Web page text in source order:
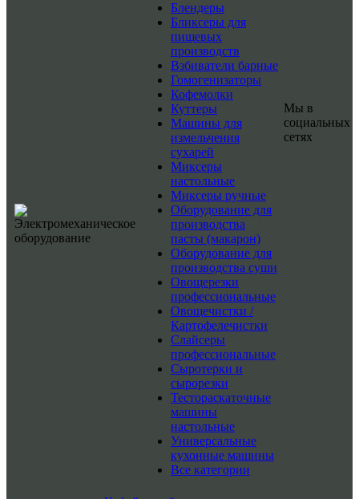
Блендеры
Бликсеры для
пищевых
производств
Взбиватели барные
Гомогенизаторы
Кофемолки
Куттеры
Машины для
измельчения
сухарей
Миксеры
настольные
Миксеры ручные
Оборудование для
производства
пасты (макарон)
Оборудование для
производства суши
Овощерезки
профессиональные
Овощечистки /
Картофелечистки
Слайсеры
профессиональные
Сыротерки и
сырорезки
Тестораскаточные
машины
настольные
Универсальные
кухонные машины
Все категории
Мы в
социальных
сетях